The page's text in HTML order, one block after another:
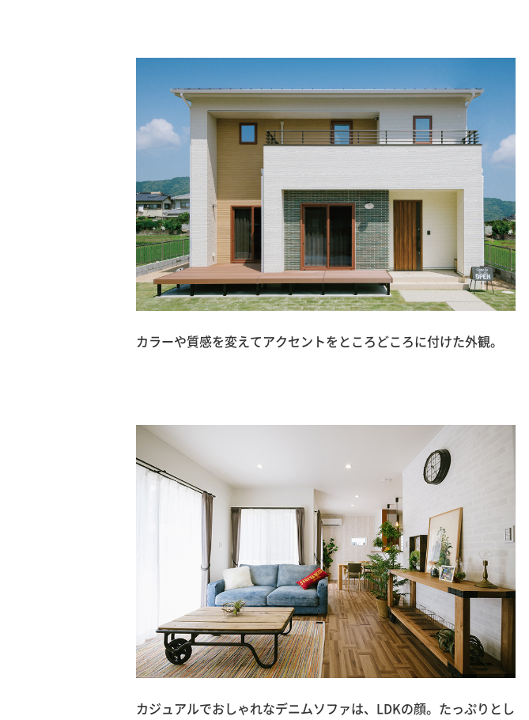
カラーや質感を変えてアクセントをところどころに付けた外観。
カジュアルでおしゃれなデニムソファは、LDKの顔。たっぷりとし